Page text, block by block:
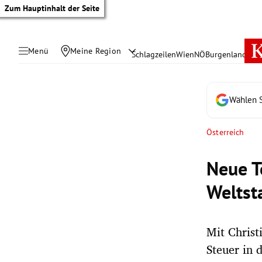
Zum Hauptinhalt der Seite
Menü Meine Region SchlagzeilenWienNÖBurgenland
Wählen
Österreich
Neue
Mit
Steuer in